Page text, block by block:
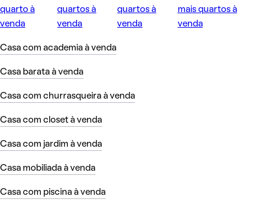
quarto à
venda
quartos à
venda
quartos à
venda
mais quartos à
venda
Casa com academia à venda
Casa barata à venda
Casa com churrasqueira à venda
Casa com closet à venda
Casa com jardim à venda
Casa mobiliada à venda
Casa com piscina à venda